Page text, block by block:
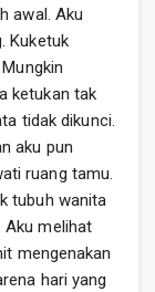
awal. Aku
Kuketuk
ketukan tak
tidak dikunci.
aku pun
ruang tamu.
tubuh wanita
Aku melihat
mengenakan
hari yang